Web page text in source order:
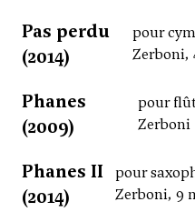
Pas perdu
(2014)
pour
Zerboni,
Phanes
(2009)
pour
Zerboni
Phanes II
(2014)
pour
Zerboni, 9